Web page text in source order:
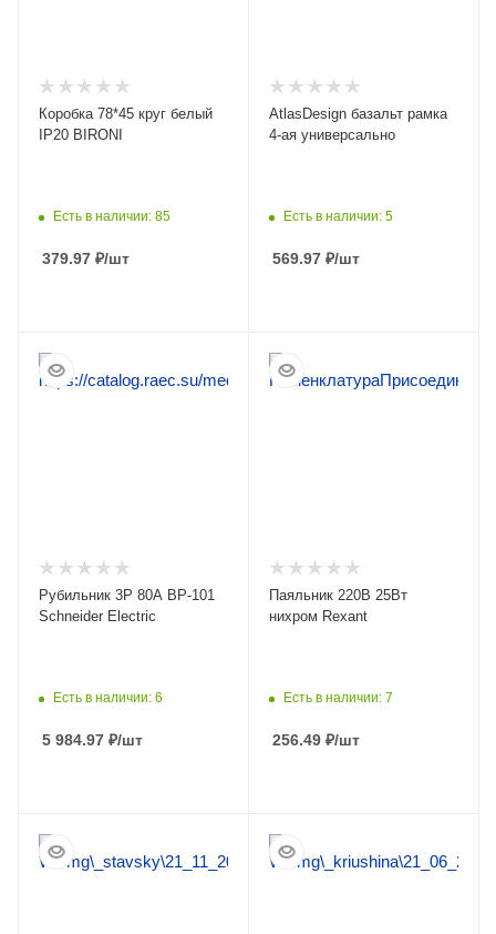
Коробка 78*45 круг белый
IP20 BIRONI
Есть в наличии: 85
379.97 ₽/шт
AtlasDesign базальт рамка
4-ая универсально
Есть в наличии: 5
569.97 ₽/шт
Рубильник 3Р 80А ВР-101
Schneider Electric
Есть в наличии: 6
5 984.97 ₽/шт
Паяльник 220В 25Вт
нихром Rexant
Есть в наличии: 7
256.49 ₽/шт